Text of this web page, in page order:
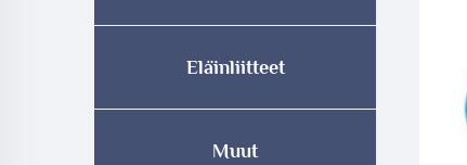
Eläinliitteet
Muut